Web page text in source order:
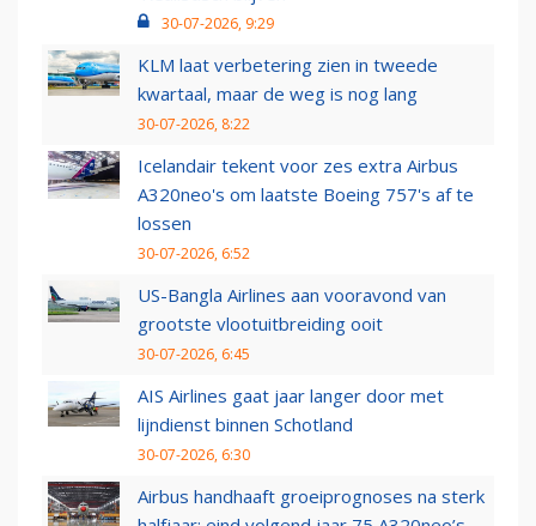
30-07-2026, 9:29
KLM laat verbetering zien in tweede
kwartaal, maar de weg is nog lang
30-07-2026, 8:22
Icelandair tekent voor zes extra Airbus
A320neo's om laatste Boeing 757's af te
lossen
30-07-2026, 6:52
US-Bangla Airlines aan vooravond van
grootste vlootuitbreiding ooit
30-07-2026, 6:45
AIS Airlines gaat jaar langer door met
lijndienst binnen Schotland
30-07-2026, 6:30
Airbus handhaaft groeiprognoses na sterk